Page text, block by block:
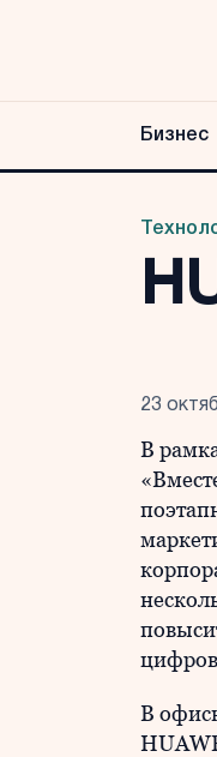
Бизнес
23
В
В